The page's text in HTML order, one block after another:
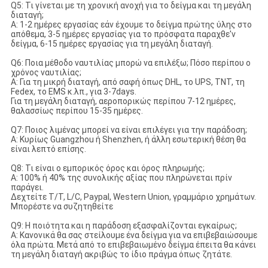
Q5: Τι γίνεται με τη χρονική ανοχή για το δείγμα και τη μεγάλη
διαταγή;
Α: 1-2 ημέρες εργασίας εάν έχουμε το δείγμα πρώτης ύλης στο
απόθεμα, 3-5 ημέρες εργασίας για το πρόσφατα παραχθε'ν
δείγμα, 6-15 ημέρες εργασίας για τη μεγάλη διαταγή.
Q6: Ποια μέθοδο ναυτιλίας μπορώ να επιλέξω; Πόσο περίπου ο
χρόνος ναυτιλίας;
Α: Για τη μικρή διαταγή, από σαφή όπως DHL, το UPS, TNT, τη
Fedex, το EMS κ.λπ., για 3-7days.
Για τη μεγάλη διαταγή, αεροπορικώς περίπου 7-12 ημέρες,
θαλασσίως περίπου 15-35 ημέρες.
Q7: Ποιος λιμένας μπορεί να είναι επιλέγει για την παράδοση;
Α: Κυρίως Guangzhou ή Shenzhen, ή άλλη εσωτερική θέση θα
είναι λεπτό επίσης.
Q8: Τι είναι ο εμπορικός όρος και όρος πληρωμής;
Α: 100% ή 40% της συνολικής αξίας που πληρώνεται πρίν
παράγει.
Δεχτείτε T/T, L/C, Paypal, Western Union, γραμμάριο χρημάτων.
Μπορέστε να συζητηθείτε
Q9: Η ποιότητα και η παράδοση εξασφαλίζονται εγκαίρως;
Α: Κανονικά θα σας στείλουμε ένα δείγμα για να επιβεβαιώσουμε
όλα πρώτα. Μετά από το επιβεβαιωμένο δείγμα έπειτα θα κάνει
τη μεγάλη διαταγή ακριβώς το ίδιο πράγμα όπως ζητάτε.